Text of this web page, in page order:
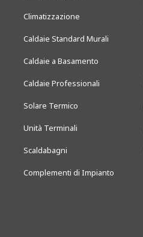
Climatizzazione
Caldaie Standard Murali
Caldaie a Basamento
Caldaie Professionali
Solare Termico
Unità Terminali
Scaldabagni
Complementi di Impianto